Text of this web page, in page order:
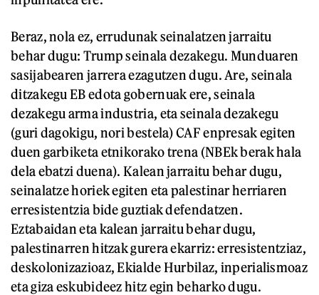
Beraz, nola ez, errudunak seinalatzen jarraitu
behar dugu: Trump seinala dezakegu. Munduaren
sasijabearen jarrera ezagutzen dugu. Are, seinala
ditzakegu EB edota gobernuak ere, seinala
dezakegu arma industria, eta seinala dezakegu
(guri dagokigu, nori bestela) CAF enpresak egiten
duen garbiketa etnikorako trena (NBEk berak hala
dela ebatzi duena). Kalean jarraitu behar dugu,
seinalatze horiek egiten eta palestinar herriaren
erresistentzia bide guztiak defendatzen.
Eztabaidan eta kalean jarraitu behar dugu,
palestinarren hitzak gurera ekarriz: erresistentziaz,
deskolonizazioaz, Ekialde Hurbilaz, inperialismoaz
eta giza eskubideez hitz egin beharko dugu.